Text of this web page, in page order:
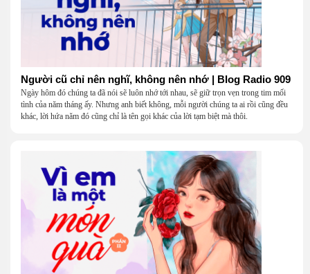
Người cũ chỉ nên nghĩ, không nên nhớ | Blog Radio 909
Ngày hôm đó chúng ta đã nói sẽ luôn nhớ tới nhau, sẽ giữ trọn vẹn trong tim mối
tình của năm tháng ấy. Nhưng anh biết không, mỗi người chúng ta ai rồi cũng đều
khác, lời hứa năm đó cũng chỉ là tên gọi khác của lời tạm biệt mà thôi.